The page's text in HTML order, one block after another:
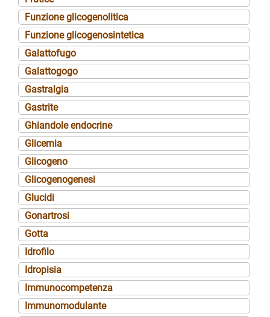
Funzione glicogenolitica
Funzione glicogenosintetica
Galattofugo
Galattogogo
Gastralgia
Gastrite
Ghiandole endocrine
Glicemia
Glicogeno
Glicogenogenesi
Glucidi
Gonartrosi
Gotta
Idrofilo
Idropisia
Immunocompetenza
Immunomodulante